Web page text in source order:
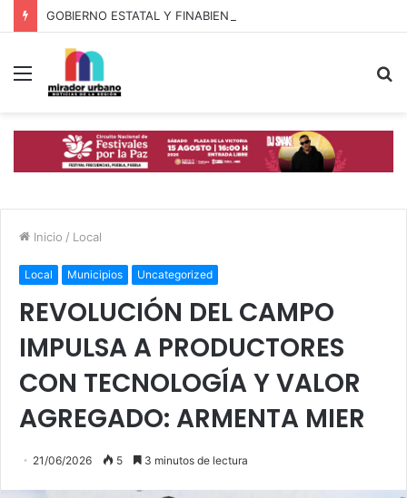
Menú
Inicio / Local
Local Municipios Uncategorized
REVOLUCIÓN DEL CAMPO
IMPULSA A PRODUCTORES
CON TECNOLOGÍA Y VALOR
AGREGADO: ARMENTA MIER
21/06/2026 5 3 minutos de lectura